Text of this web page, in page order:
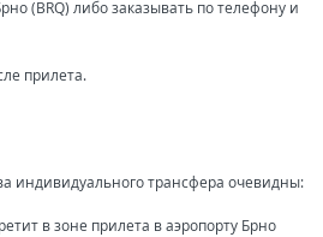
(BRQ) либо заказывать по телефону и
прилета.
индивидуального трансфера очевидны:
в зоне прилета в аэропорту Брно